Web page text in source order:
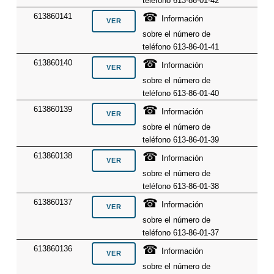
613860141
☎
Información
sobre el número de
teléfono 613-86-01-41
613860140
☎
Información
sobre el número de
teléfono 613-86-01-40
613860139
☎
Información
sobre el número de
teléfono 613-86-01-39
613860138
☎
Información
sobre el número de
teléfono 613-86-01-38
613860137
☎
Información
sobre el número de
teléfono 613-86-01-37
613860136
☎
Información
sobre el número de